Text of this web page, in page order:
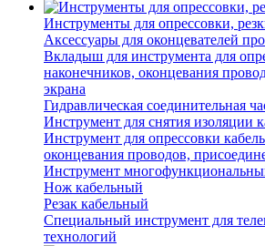
Инструменты для опрессовки,
Аксессуары для оконцевателей
Вкладыш для инструмента для
наконечников, оконцевания
экрана
Гидравлическая соединительная
Инструмент для снятия изоляции
Инструмент для опрессовки
оконцевания проводов,
Инструмент
Нож кабельный
Резак кабельный
Специальный инструмент для
технологий